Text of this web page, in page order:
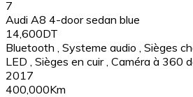
7
Audi A8 4-door sedan blue
14,600DT
Bluetooth Systeme audio Sièges
LED Sièges en cuir Caméra à 360
2017
400,000Km